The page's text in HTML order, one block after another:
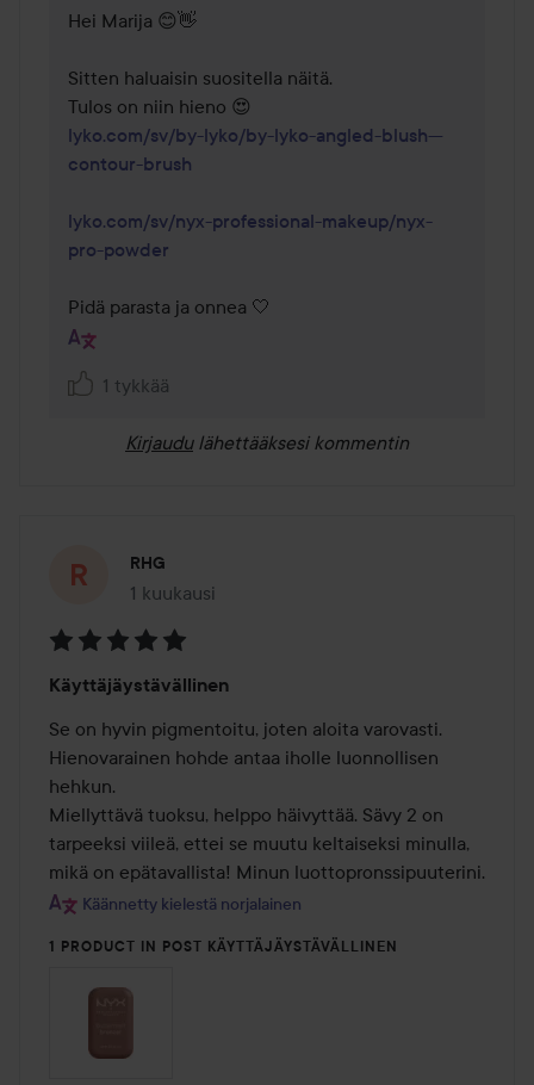
Hei Marija 😊👋
Sitten haluaisin suositella näitä.
lyko.com/sv/by-lyko/by-lyko-angled-blush---
contour-brush
lyko.com/sv/nyx-professional-makeup/nyx-
pro-powder
Pidä parasta ja onnea 🤍
1 tykkää
Kirjaudu lähettääksesi kommentin
RHG
1 kuukausi
Viesti luotiin 1 kuukausi
5
/
5
Käyttäjäystävällinen
Se on hyvin pigmentoitu, joten aloita varovasti.
Hienovarainen hohde antaa iholle luonnollisen
hehkun.
Miellyttävä tuoksu, helppo häivyttää. Sävy 2 on
tarpeeksi viileä, ettei se muutu keltaiseksi minulla,
mikä on epätavallista! Minun luottopronssipuuterini.
Käännetty kielestä norjalainen
1 PRODUCT IN POST KÄYTTÄJÄYSTÄVÄLLINEN